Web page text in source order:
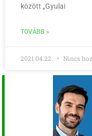
között „Gyulai
TOVÁBB »
2021.04.22. Nincs